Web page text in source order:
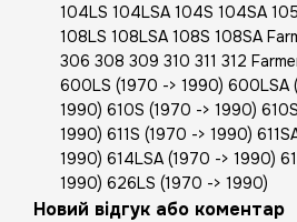
104LS 104LSA 104S 104SA
108LS 108LSA 108S 108SA
306 308 309 310 311 312
600LS (1970 -> 1990) 600LSA
1990) 610S (1970 -> 1990)
1990) 611S (1970 -> 1990)
1990) 614LSA (1970 -> 1990)
1990) 626LS (1970 -> 1990)
Новий відгук або коментар